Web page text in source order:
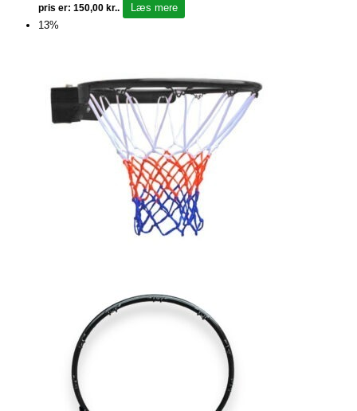
pris er: 150,00 kr..
Læs mere
13%